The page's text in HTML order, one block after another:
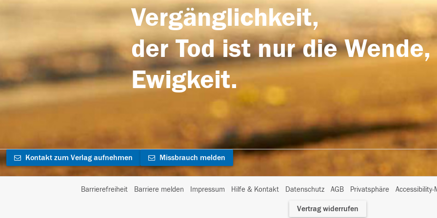
Vergänglichkeit,
der Tod ist nur die
Ewigkeit.
Kontakt zum Verlag aufnehmen Missbrauch melden
Barrierefreiheit Barriere melden Impressum Hilfe & Kontakt Datenschutz AGB Privatsphäre
I
Vertrag widerrufen